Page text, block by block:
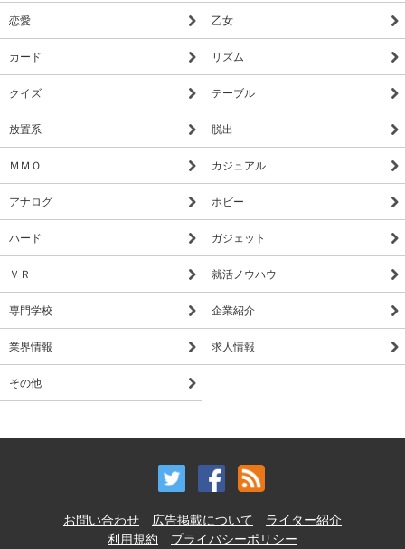
恋愛 乙女
カード リズム
クイズ テーブル
放置系 脱出
ＭＭＯ カジュアル
アナログ ホビー
ハード ガジェット
ＶＲ 就活ノウハウ
専門学校 企業紹介
業界情報 求人情報
その他
お問い合わせ 広告掲載について
ライター紹介
利用規約
プライバシーポリシー